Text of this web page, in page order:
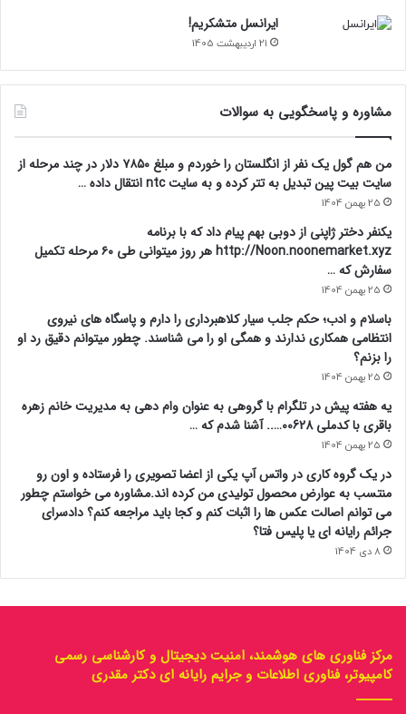
ایرانسل متشکریم!
21 اردیبهشت 1405
مشاوره و پاسخگویی به سوالات
من هم گول یک نفر از انگلستان را خوردم و مبلغ ۷۸۵۰ دلار در چند مرحله از
سایت بیت پین تبدیل به تتر کرده و به سایت ntc انتقال داده …
25 بهمن 1404
یکنفر دختر ژاپنی از دوبی بهم پیام داد که با برنامه
http://Noon.noonemarket.xyz هر روز میتوانی طی ۶۰ مرحله تکمیل
سفارش که …
25 بهمن 1404
باسلام و ادب؛ حکم جلب سیار کلاهبرداری را دارم و پاسگاه های نیروی
انتظامی همکاری ندارند و همگی او را می شناسند. چطور میتوانم دقیق رد او
را بزنم؟
25 بهمن 1404
یه هفته پیش در تلگرام با گروهی به عنوان وام دهی به مدیریت خانم زهره
باقری با کدملی 00628….. آشنا شدم که …
25 بهمن 1404
در یک گروه کاری در واتس آپ یکی از اعضا تصویری را فرستاده و اون رو
منتسب به عوارض محصول تولیدی من کرده اند.مشاوره می خواستم چطور
می توانم اصالت عکس ها را اثبات کنم و کجا باید مراجعه کنم؟ دادسرای
جرائم رایانه ای یا پلیس فتا؟
8 دی 1404
مرکز فناوری های هوشمند، امنیت دیجیتال و کارشناسی رسمی
کامپیوتر، فناوری اطلاعات و جرایم رایانه ای دکتر مقدری